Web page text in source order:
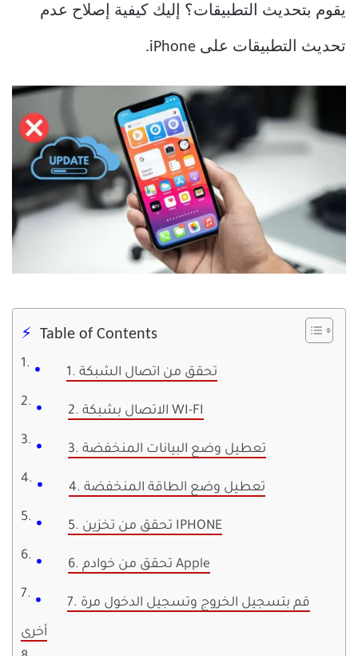
يقوم بتحديث التطبيقات؟ إليك كيفية إصلاح عدم
تحديث التطبيقات على iPhone.
Table of Contents
1. تحقق من اتصال الشبكة
2. الاتصال بشبكة WI-FI
3. تعطيل وضع البيانات المنخفضة
4. تعطيل وضع الطاقة المنخفضة
5. تحقق من تخزين IPHONE
6. تحقق من خوادم Apple
7. قم بتسجيل الخروج وتسجيل الدخول مرة
أخرى